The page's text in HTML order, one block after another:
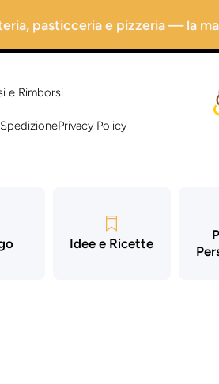
pasticceria e pizzeria — la
e Rimborsi
Privacy Policy
Idee e Ricette